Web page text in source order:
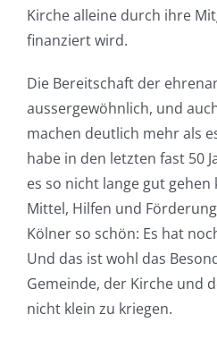
Kirche alleine durch ihre
finanziert wird.
Die Bereitschaft der
aussergewöhnlich, und
machen deutlich mehr als
habe in den letzten fast 50
es so nicht lange gut
Mittel, Hilfen und
Kölner so schön: Es hat
Und das ist wohl das
Gemeinde, der Kirche und
nicht klein zu kriegen.